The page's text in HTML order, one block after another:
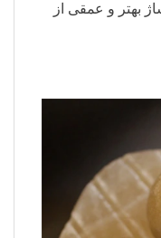
بهتر و عمقی از